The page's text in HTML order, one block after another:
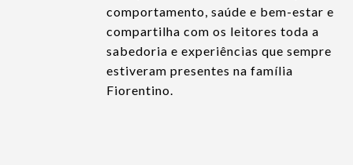
comportamento, saúde e bem-estar e
compartilha com os leitores toda a
sabedoria e experiências que sempre
estiveram presentes na família
Fiorentino.